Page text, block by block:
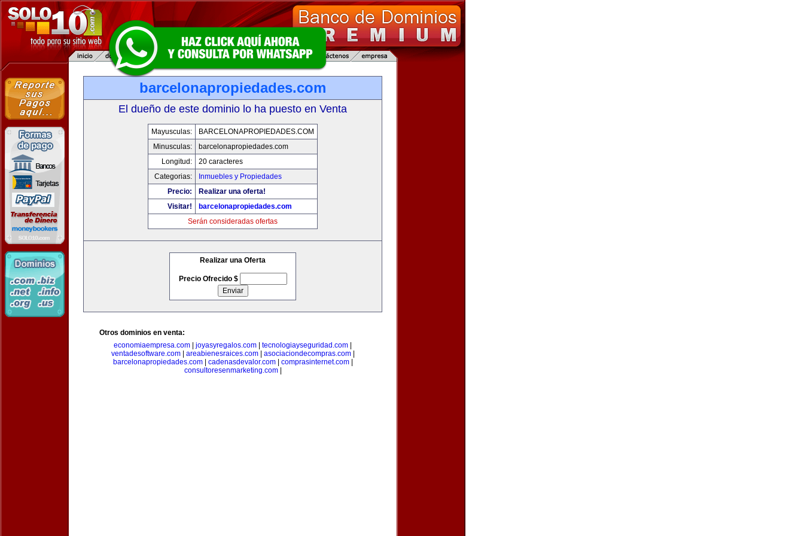
barcelonapropiedades.com
El dueño de este dominio lo ha puesto en Venta
Mayusculas:
BARCELONAPROPIEDADES.COM
Minusculas:
barcelonapropiedades.com
Longitud:
20 caracteres
Categorias:
Inmuebles y Propiedades
Precio:
Realizar una oferta!
Visitar!
barcelonapropiedades.com
Serán consideradas ofertas
Realizar una Oferta
Precio Ofrecido $
Otros dominios en venta:
economiaempresa.com
joyasyregalos.com tecnologiayseguridad.com
ventadesoftware.com| areabienesraices.com| asociaciondecompras.com|
barcelonapropiedades.com| cadenasdevalor.com| comprasinternet.com|
consultoresenmarketing.com|